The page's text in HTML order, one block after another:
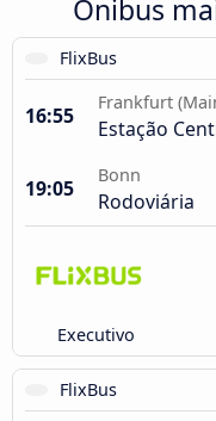
Ônibus
FlixBus
16:55
Frankfurt
Estação
19:05
Bonn
Rodoviária
Executivo
FlixBus